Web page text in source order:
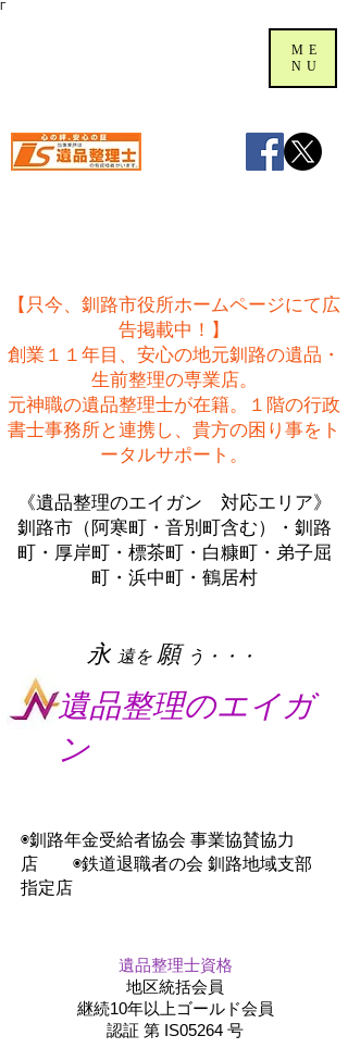
Γ
​永 遠を 願 う・・・
遺品整理のエイガ
ン
◉釧路年金受給者協会 事業協賛協力
店 ◉鉄道退職者の会 釧路地域支部
指定店
遺品整理士資格
地区統括会員
​継続10年以上ゴールド会員
認証 第 IS05264 号
【只今、釧路市役所ホームページにて広
告掲載中！】
創業１１年目、安心の地元釧路の遺品・
生前整理の専業店。
​元神職の遺品整理士が在籍。１階の行政
書士事務所と連携し、貴方の困り事をト
ータルサポート。
《遺品整理のエイガン 対応エリア》
釧路市（阿寒町・音別町含む）・釧路
町・厚岸町・標茶町・白糠町・弟子屈
町・浜中町・鶴居村
ME
NU